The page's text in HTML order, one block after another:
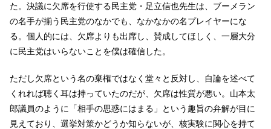
た。決議に欠席を行使する民主党・足立信也先生は、ブーメラン
の名手が揃う民主党のなかでも、なかなかの名プレイヤーにな
る。個人的には、欠席よりも出席し、賛成してほしく、一層大分
に民主党はいらないことを僕は確信した。
ただし欠席という名の棄権ではなく堂々と反対し、自論を述べて
くれれば聴く耳は持っていたのだが、欠席は性質が悪い。山本太
郎議員のように「相手の思惑にはまる」という趣旨の弁解が目に
見えており、選挙対策かどうか知らないが、核実験に関心を持て